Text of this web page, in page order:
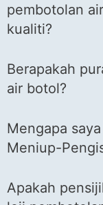
pembotolan
kualiti?
Berapakah
air botol?
Mengapa
Meniup-
Apakah